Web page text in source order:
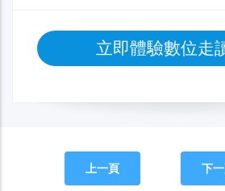
立即體驗數位走
上一頁 下